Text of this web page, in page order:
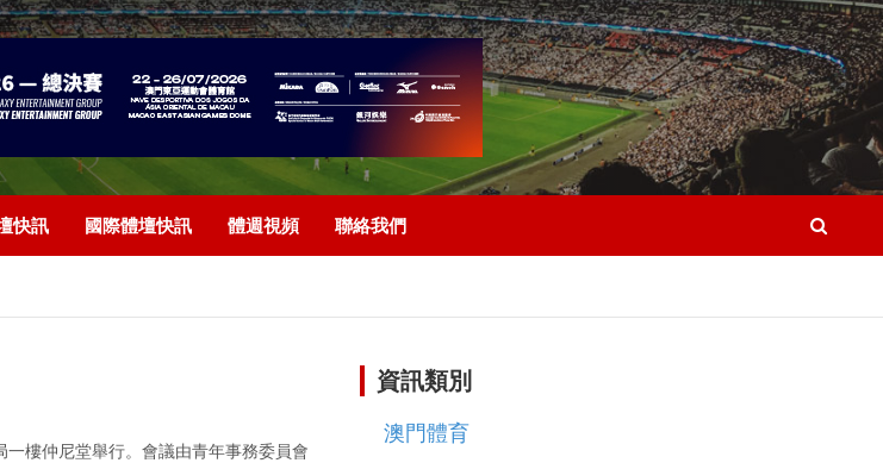
快訊 國際體壇快訊 體週視頻 聯絡我們
樓仲尼堂舉行。會議由青年事務委員會
資訊類別
澳門體育